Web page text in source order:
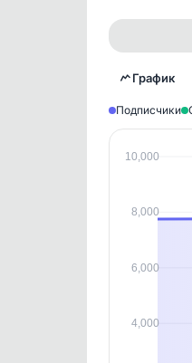
График
Подписчики
10,000
8,000
6,000
4,000